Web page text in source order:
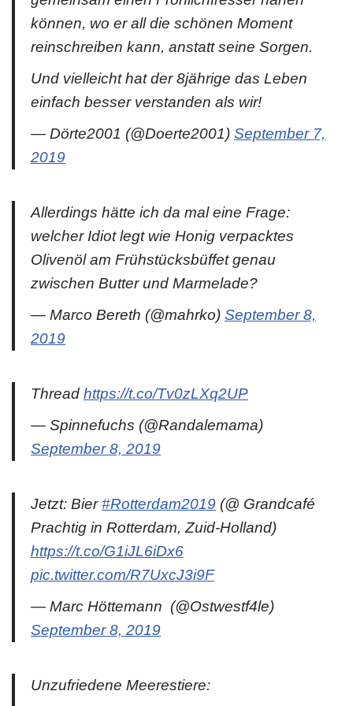
können, wo er all die schönen Moment
reinschreiben kann, anstatt seine Sorgen.
Und vielleicht hat der 8jährige das Leben
einfach besser verstanden als wir!
— Dörte2001 (@Doerte2001) September 7,
2019
Allerdings hätte ich da mal eine Frage:
welcher Idiot legt wie Honig verpacktes
Olivenöl am Frühstücksbüffet genau
zwischen Butter und Marmelade?
— Marco Bereth (@mahrko) September 8,
2019
Thread https://t.co/Tv0zLXq2UP
— Spinnefuchs (@Randalemama)
September 8, 2019
Jetzt: Bier#Rotterdam2019 (@ Grandcafé
Prachtig in Rotterdam, Zuid-Holland)
https://t.co/G1iJL6iDx6
pic.twitter.com/R7UxcJ3i9F
— Marc Höttemann ‍ (@Ostwestf4le)
September 8, 2019
Unzufriedene Meerestiere: